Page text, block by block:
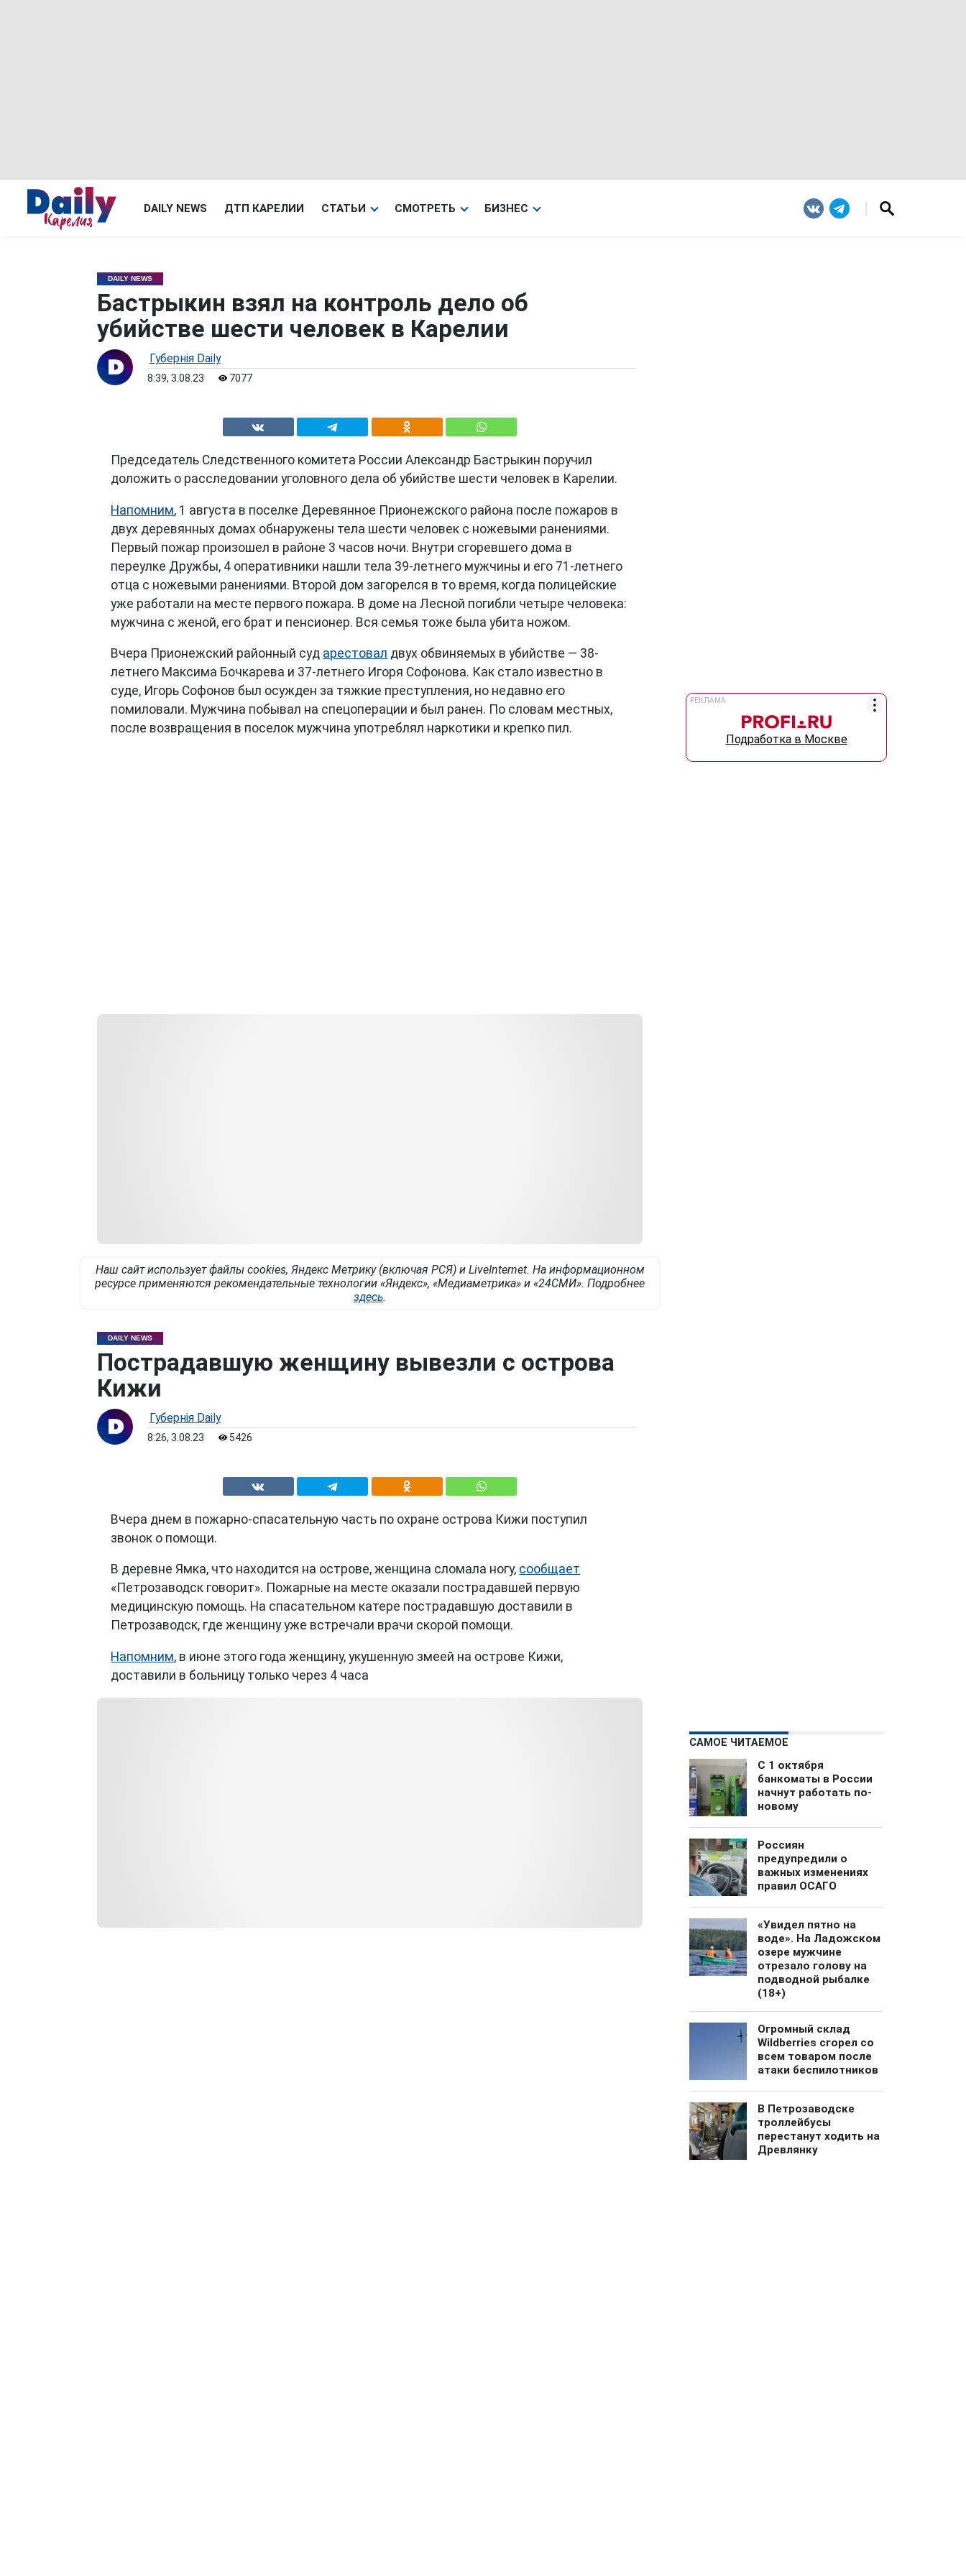
DAILY NEWS ДТП КАРЕЛИИ СТАТЬИ СМОТРЕТЬ БИЗНЕС
DAILY NEWS
Бастрыкин взял на контроль дело об
убийстве шести человек в Карелии
Губернiя Daily
8:39, 3.08.23 7077
Председатель Следственного комитета России Александр Бастрыкин поручил
доложить о расследовании уголовного дела об убийстве шести человек в Карелии.
Напомним, 1 августа в поселке Деревянное Прионежского района после пожаров в
двух деревянных домах обнаружены тела шести человек с ножевыми ранениями.
Первый пожар произошел в районе 3 часов ночи. Внутри сгоревшего дома в
переулке Дружбы, 4 оперативники нашли тела 39-летнего мужчины и его 71-летнего
отца с ножевыми ранениями. Второй дом загорелся в то время, когда полицейские
уже работали на месте первого пожара. В доме на Лесной погибли четыре человека:
мужчина с женой, его брат и пенсионер. Вся семья тоже была убита ножом.
Вчера Прионежский районный суд арестовал двух обвиняемых в убийстве — 38-
летнего Максима Бочкарева и 37-летнего Игоря Софонова. Как стало известно в
суде, Игорь Софонов был осужден за тяжкие преступления, но недавно его
помиловали. Мужчина побывал на спецоперации и был ранен. По словам местных,
после возвращения в поселок мужчина употреблял наркотики и крепко пил.
Наш сайт использует файлы cookies, Яндекс Метрику (включая РСЯ) и LiveInternet. На информационном
ресурсе применяются рекомендательные технологии «Яндекс», «Медиаметрика» и «24СМИ». Подробнее
здесь.
DAILY NEWS
Пострадавшую женщину вывезли с острова
Кижи
Губернiя Daily
8:26, 3.08.23 5426
Вчера днем в пожарно-спасательную часть по охране острова Кижи поступил
звонок о помощи.
В деревне Ямка, что находится на острове, женщина сломала ногу, сообщает
«Петрозаводск говорит». Пожарные на месте оказали пострадавшей первую
медицинскую помощь. На спасательном катере пострадавшую доставили в
Петрозаводск, где женщину уже встречали врачи скорой помощи.
Напомним, в июне этого года женщину, укушенную змеей на острове Кижи,
доставили в больницу только через 4 часа
РЕКЛАМА
Подработка в Москве
САМОЕ ЧИТАЕМОЕ
С 1 октября
банкоматы в России
начнут работать по-
новому
Россиян
предупредили о
важных изменениях
правил ОСАГО
«Увидел пятно на
воде». На Ладожском
озере мужчине
отрезало голову на
подводной рыбалке
(18+)
Огромный cклад
Wildberries сгорел со
всем товаром после
атаки беспилотников
В Петрозаводске
троллейбусы
перестанут ходить на
Древлянку